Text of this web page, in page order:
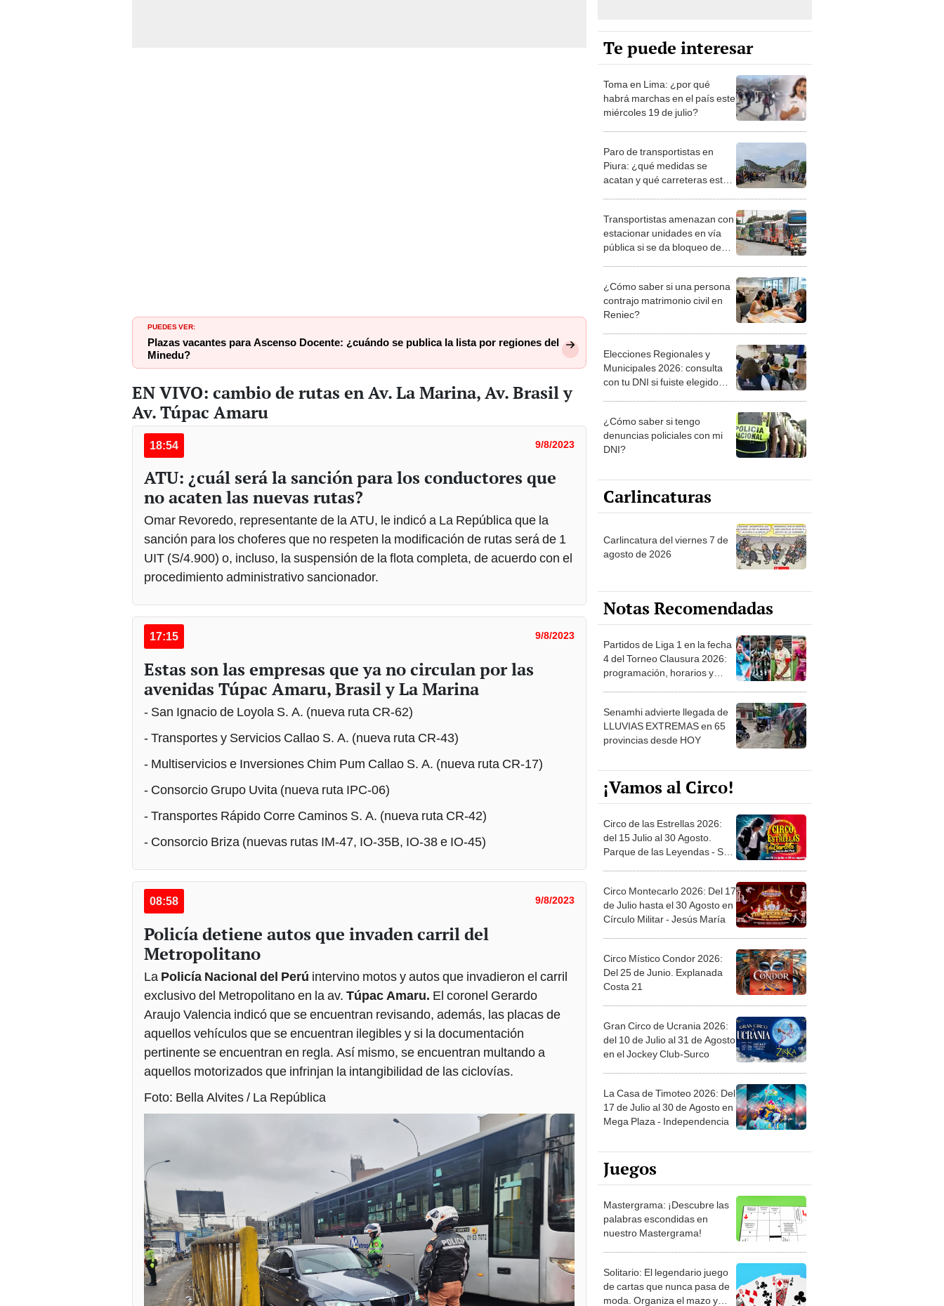
PUEDES VER:
Plazas vacantes para Ascenso Docente: ¿cuándo se publica la lista por regiones del
Minedu?
EN VIVO: cambio de rutas en Av. La Marina, Av. Brasil y
Av. Túpac Amaru
18:54 9/8/2023
ATU: ¿cuál será la sanción para los conductores que
no acaten las nuevas rutas?
Omar Revoredo, representante de la ATU, le indicó a La República que la
sanción para los choferes que no respeten la modificación de rutas será de 1
UIT (S/4.900) o, incluso, la suspensión de la flota completa, de acuerdo con el
procedimiento administrativo sancionador.
17:15 9/8/2023
Estas son las empresas que ya no circulan por las
avenidas Túpac Amaru, Brasil y La Marina
- San Ignacio de Loyola S. A. (nueva ruta CR-62)
- Transportes y Servicios Callao S. A. (nueva ruta CR-43)
- Multiservicios e Inversiones Chim Pum Callao S. A. (nueva ruta CR-17)
- Consorcio Grupo Uvita (nueva ruta IPC-06)
- Transportes Rápido Corre Caminos S. A. (nueva ruta CR-42)
- Consorcio Briza (nuevas rutas IM-47, IO-35B, IO-38 e IO-45)
08:58 9/8/2023
Policía detiene autos que invaden carril del
Metropolitano
La Policía Nacional del Perú intervino motos y autos que invadieron el carril
exclusivo del Metropolitano en la av. Túpac Amaru. El coronel Gerardo
Araujo Valencia indicó que se encuentran revisando, además, las placas de
aquellos vehículos que se encuentran ilegibles y si la documentación
pertinente se encuentran en regla. Así mismo, se encuentran multando a
aquellos motorizados que infrinjan la intangibilidad de las ciclovías.
Foto: Bella Alvites / La República
Te puede interesar
Toma en Lima: ¿por qué
habrá marchas en el país este
miércoles 19 de julio?
Paro de transportistas en
Piura: ¿qué medidas se
acatan y qué carreteras están
Transportistas amenazan con
estacionar unidades en vía
pública si se da bloqueo de
¿Cómo saber si una persona
contrajo matrimonio civil en
Reniec?
Elecciones Regionales y
Municipales 2026: consulta
con tu DNI si fuiste elegido
la ONPE
¿Cómo saber si tengo
denuncias policiales con mi
DNI?
Carlincaturas
Carlincatura del viernes 7 de
agosto de 2026
Notas Recomendadas
Partidos de Liga 1 en la fecha
4 del Torneo Clausura 2026:
programación, horarios y
Senamhi advierte llegada de
LLUVIAS EXTREMAS en 65
provincias desde HOY
¡Vamos al Circo!
Circo de las Estrellas 2026:
del 15 Julio al 30 Agosto.
Parque de las Leyendas - San
Circo Montecarlo 2026: Del 17
de Julio hasta el 30 Agosto en
Círculo Militar - Jesús María
Circo Místico Condor 2026:
Del 25 de Junio. Explanada
Costa 21
Gran Circo de Ucrania 2026:
del 10 de Julio al 31 de Agosto
en el Jockey Club-Surco
La Casa de Timoteo 2026: Del
17 de Julio al 30 de Agosto en
Mega Plaza - Independencia
Juegos
Mastergrama: ¡Descubre las
palabras escondidas en
nuestro Mastergrama!
Solitario: El legendario juego
de cartas que nunca pasa de
moda. Organiza el mazo y